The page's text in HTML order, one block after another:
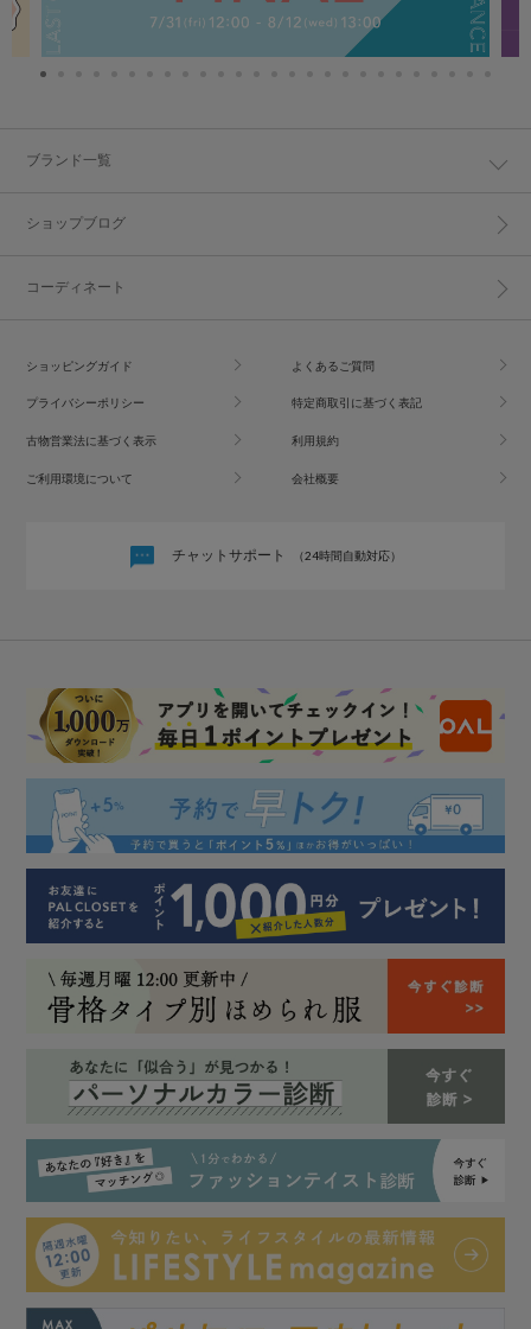
ブランド一覧
ショップブログ
コーディネート
ショッピングガイド よくあるご質問
プライバシーポリシー 特定商取引に基づく表記
古物営業法に基づく表示 利用規約
ご利用環境について 会社概要
チャットサポート （24時間自動対応）